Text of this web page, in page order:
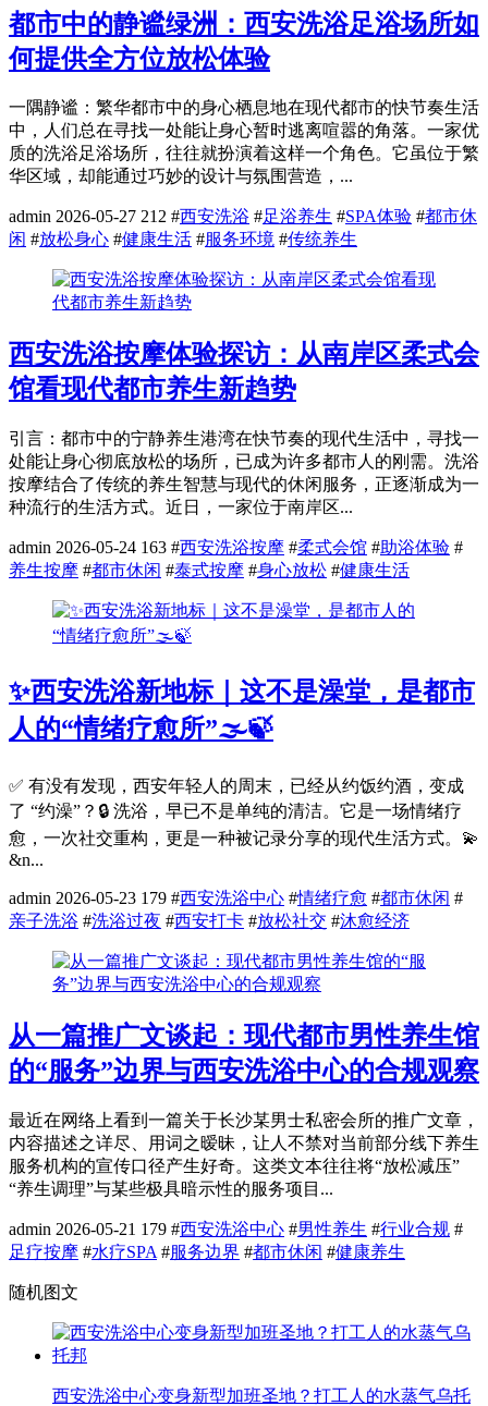
都市中的静谧绿洲：西安洗浴足浴场所如
何提供全方位放松体验
一隅静谧：繁华都市中的身心栖息地在现代都市的快节奏生活
中，人们总在寻找一处能让身心暂时逃离喧嚣的角落。一家优
质的洗浴足浴场所，往往就扮演着这样一个角色。它虽位于繁
华区域，却能通过巧妙的设计与氛围营造，...
admin 2026-05-27 212 #西安洗浴 #足浴养生 #SPA体验 #都市休
闲 #放松身心 #健康生活 #服务环境 #传统养生
西安洗浴按摩体验探访：从南岸区柔式会
馆看现代都市养生新趋势
引言：都市中的宁静养生港湾在快节奏的现代生活中，寻找一
处能让身心彻底放松的场所，已成为许多都市人的刚需。洗浴
按摩结合了传统的养生智慧与现代的休闲服务，正逐渐成为一
种流行的生活方式。近日，一家位于南岸区...
admin 2026-05-24 163 #西安洗浴按摩 #柔式会馆 #助浴体验 #
养生按摩 #都市休闲 #泰式按摩 #身心放松 #健康生活
✨西安洗浴新地标｜这不是澡堂，是都市
人的“情绪疗愈所”🌫️🍃
✅ 有没有发现，西安年轻人的周末，已经从约饭约酒，变成
了 “约澡”？🔒 洗浴，早已不是单纯的清洁。它是一场情绪疗
愈，一次社交重构，更是一种被记录分享的现代生活方式。💫
&n...
admin 2026-05-23 179 #西安洗浴中心 #情绪疗愈 #都市休闲 #
亲子洗浴 #洗浴过夜 #西安打卡 #放松社交 #沐愈经济
从一篇推广文谈起：现代都市男性养生馆
的“服务”边界与西安洗浴中心的合规观察
最近在网络上看到一篇关于长沙某男士私密会所的推广文章，
内容描述之详尽、用词之暧昧，让人不禁对当前部分线下养生
服务机构的宣传口径产生好奇。这类文本往往将“放松减压”
“养生调理”与某些极具暗示性的服务项目...
admin 2026-05-21 179 #西安洗浴中心 #男性养生 #行业合规 #
足疗按摩 #水疗SPA #服务边界 #都市休闲 #健康养生
随机图文
西安洗浴中心变身新型加班圣地？打工人的水蒸气乌托